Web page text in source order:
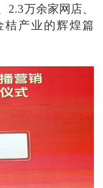
2.3万余家网店、
桔产业的辉煌篇